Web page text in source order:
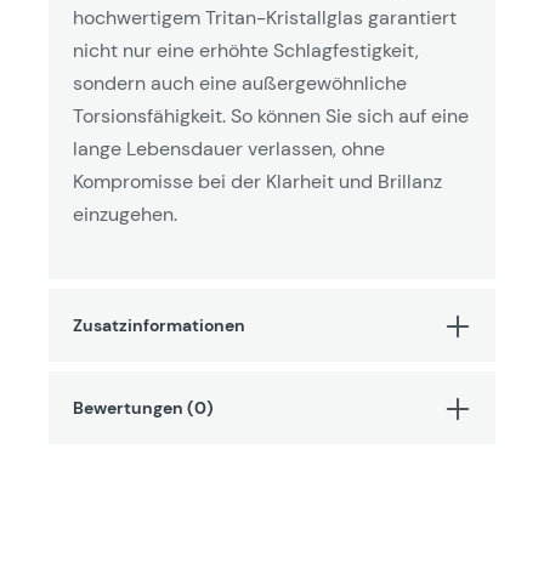
hochwertigem Tritan-Kristallglas garantiert
nicht nur eine erhöhte Schlagfestigkeit,
sondern auch eine außergewöhnliche
Torsionsfähigkeit. So können Sie sich auf eine
lange Lebensdauer verlassen, ohne
Kompromisse bei der Klarheit und Brillanz
einzugehen.
Zusatzinformationen
Bewertungen (0)